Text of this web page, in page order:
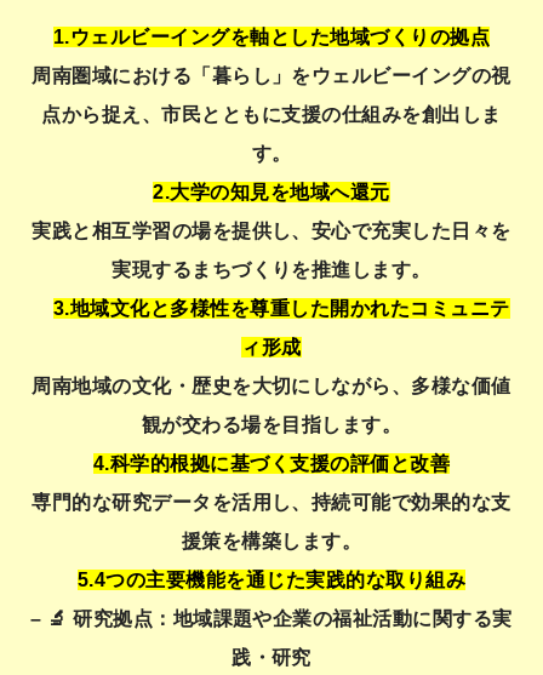
1.ウェルビーイングを軸とした地域づくりの拠点
周南圏域における「暮らし」をウェルビーイングの視
点から捉え、市民とともに支援の仕組みを創出しま
す。
2.大学の知見を地域へ還元
実践と相互学習の場を提供し、安心で充実した日々を
実現するまちづくりを推進します。
3.地域文化と多様性を尊重した開かれたコミュニテ
ィ形成
周南地域の文化・歴史を大切にしながら、多様な価値
観が交わる場を目指します。
4.科学的根拠に基づく支援の評価と改善
専門的な研究データを活用し、持続可能で効果的な支
援策を構築します。
5.4つの主要機能を通じた実践的な取り組み
– 🔬 研究拠点：地域課題や企業の福祉活動に関する実
践・研究